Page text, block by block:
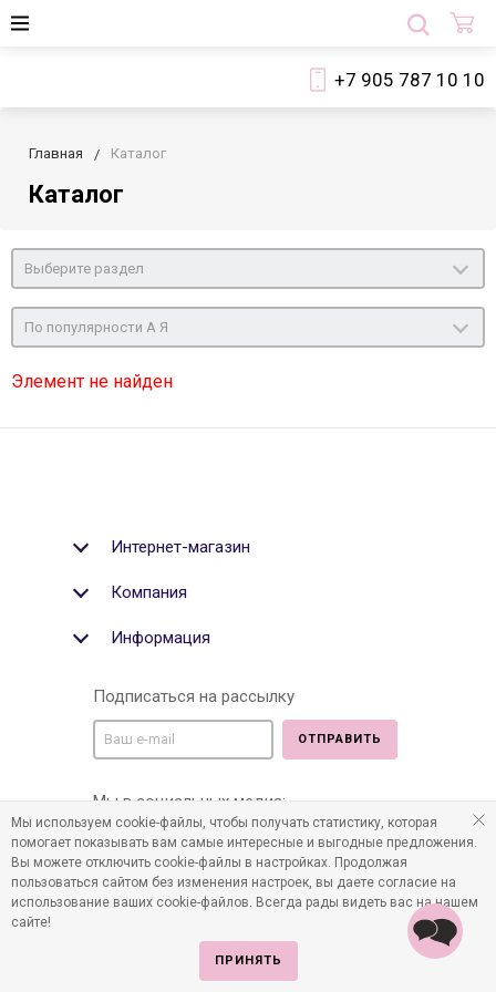
+7 905 787 10 10
Главная Каталог
Каталог
Выберите раздел
По популярности А Я
Элемент не найден
Интернет-магазин
Компания
Информация
Подписаться на рассылку
ОТПРАВИТЬ
Мы в социальных медиа:
©2011-2026 Все права защищены. Интернет-магазин
Мы используем cookie-файлы, чтобы получать статистику, которая
помогает показывать вам самые интересные и выгодные предложения.
Вы можете отключить cookie-файлы в настройках. Продолжая
пользоваться сайтом без изменения настроек, вы даете согласие на
использование ваших cookie-файлов. Всегда рады видеть вас на нашем
сайте!
ПРИНЯТЬ